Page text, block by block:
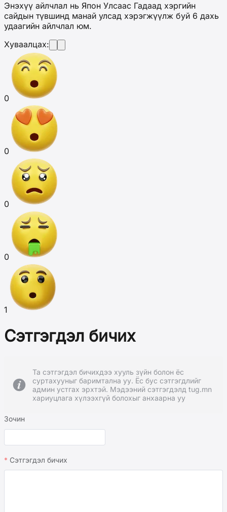
Энэхүү айлчлал нь Япон Улсаас Гадаад хэргийн
сайдын түвшинд манай улсад хэрэгжүүлж буй 6 дахь
удаагийн айлчлал юм.
Хуваалцах:
0
0
0
0
1
Сэтгэгдэл бичих
Та сэтгэгдэл бичихдээ хууль зүйн болон ёс
суртахууныг баримтална уу. Ёс бус сэтгэгдлийг
админ устгах эрхтэй. Мэдээний сэтгэгдэлд tug.mn
хариуцлага хүлээхгүй болохыг анхаарна уу
Зочин
Сэтгэгдэл бичих